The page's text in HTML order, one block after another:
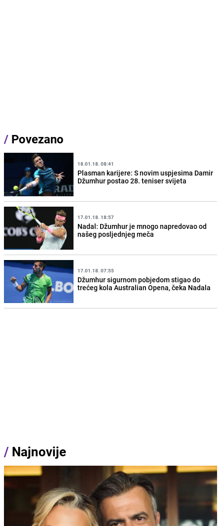
/ Povezano
18.01.18. 08:41
Plasman karijere: S novim uspjesima Damir
Džumhur postao 28. teniser svijeta
17.01.18. 18:57
Nadal: Džumhur je mnogo napredovao od
našeg posljednjeg meča
17.01.18. 07:55
Džumhur sigurnom pobjedom stigao do
trećeg kola Australian Opena, čeka Nadala
/ Najnovije